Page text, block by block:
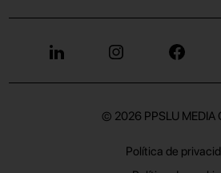
© 2026 PPSLU MEDIA
Política de